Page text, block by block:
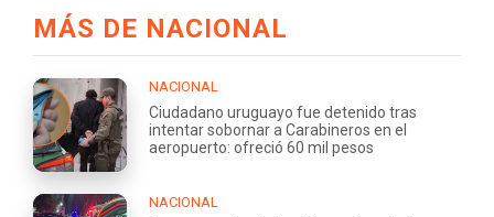
MÁS DE NACIONAL
NACIONAL
Ciudadano uruguayo fue detenido tras
intentar sobornar a Carabineros en el
aeropuerto: ofreció 60 mil pesos
NACIONAL